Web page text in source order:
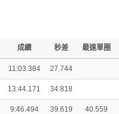
成績 秒差 最速單圈
11:03.384 27.744
13:44.171 34.818
9:46.494 39.619 40.559